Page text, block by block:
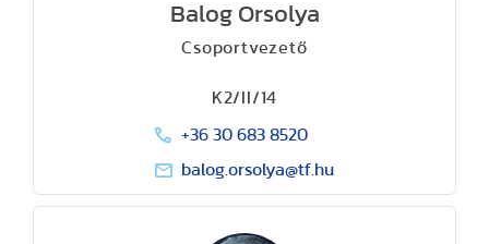
Balog Orsolya
Csoportvezető
K2/II/14
+36 30 683 8520
balog.orsolya@tf.hu